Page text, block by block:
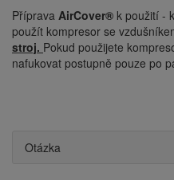
Příprava AirCover® k použití -
použít kompresor se
stroj. Pokud použijete
nafukovat postupně pouze po
Otázka